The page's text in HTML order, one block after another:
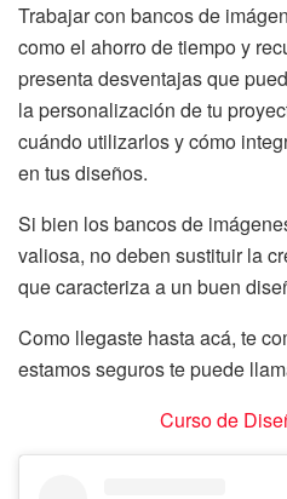
Trabajar con bancos de
como el ahorro de tiempo y
presenta desventajas que
la personalización de tu
cuándo utilizarlos y cómo
en tus diseños.
Si bien los bancos de
valiosa, no deben sustituir la
que caracteriza a un buen
Como llegaste hasta acá, te
estamos seguros te puede
Curso de